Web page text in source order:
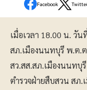
Facebook Twitter
เมื่อเวลา 18.00 น. วั
สภ.เมืองนนทบุรี พ.ต.
สว.สส.สภ.เมืองนนทบุ
ตำรวจฝ่ายสืบสวน สภ.